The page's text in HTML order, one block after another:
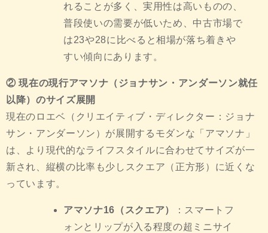
れることが多く、実用性は高いものの、
普段使いの需要が低いため、中古市場で
は23や28に比べると相場が落ち着きや
すい傾向にあります。
② 現在の現行アマソナ（ジョナサン・アンダーソン就任
以降）のサイズ展開
現在のロエベ（クリエイティブ・ディレクター：ジョナ
サン・アンダーソン）が展開するモダンな「アマソナ」
は、より現代的なライフスタイルに合わせてサイズが一
新され、縦横の比率も少しスクエア（正方形）に近くな
っています。
アマソナ16（スクエア）
：スマートフ
ォンとリップが入る程度の超ミニサイ